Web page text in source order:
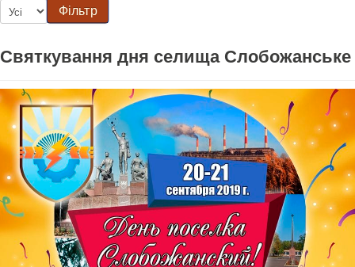
Фільтр
Святкування дня селища Слобожанське